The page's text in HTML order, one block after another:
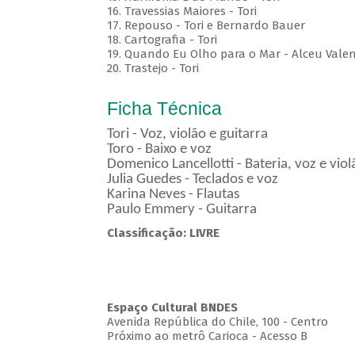
16. Travessias Maiores - Tori
17. Repouso - Tori e Bernardo Bauer
⁠18. Cartografia - Tori
19. Quando Eu Olho para o Mar - Alceu
20. Trastejo - Tori
Ficha Técnica
Tori - Voz, violão e guitarra
Toro - Baixo e voz
Domenico Lancellotti - Bateria, voz e
Julia Guedes - Teclados e voz
Karina Neves - Flautas
Paulo Emmery - Guitarra
Classificação: LIVRE
Espaço Cultural BNDES
Avenida República do Chile, 100 - Centro
Próximo ao metrô Carioca - Acesso B